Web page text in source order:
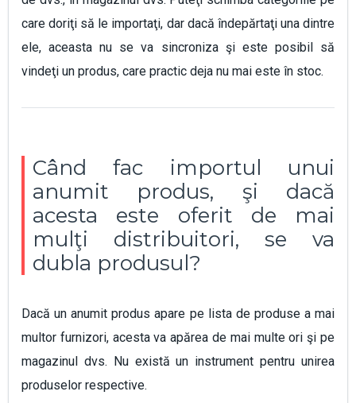
care doriţi să le importaţi, dar dacă îndepărtaţi una dintre
ele, aceasta nu se va sincroniza şi este posibil să
vindeţi un produs, care practic deja nu mai este în stoc.
Când fac importul unui
anumit produs, şi dacă
acesta este oferit de mai
mulţi distribuitori, se va
dubla produsul?
Dacă un anumit produs apare pe lista de produse a mai
multor furnizori, acesta va apărea de mai multe ori şi pe
magazinul dvs. Nu există un instrument pentru unirea
produselor respective.